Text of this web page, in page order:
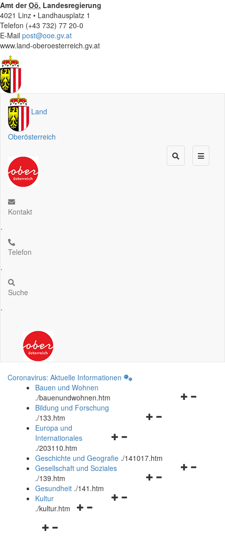
Amt derOö. Landesregierung
4021 Linz • Landhausplatz 1
Telefon (+43 732) 77 20-0
E-Mail post@ooe.gv.at
www.land-oberoesterreich.gv.at
Land
Oberösterreich
Kontakt
.
Telefon
.
Suche
.
Coronavirus: Aktuelle Informationen
Bauen und Wohnen
./bauenundwohnen.htm
Navigationsmenü
Bildung und Forschung
./133.htm
Navigationsmenü
und
schließen
Europa und
Internationales
./203110.htm
Geschichte und Geografie ./141017.htm
Navigationsmenü
Gesellschaft und Soziales
./139.htm
Navigationsmenü
Gesundheit ./141.htm
Navigationsmenü
Kultur
./kultur.htm
Navigationsmenü